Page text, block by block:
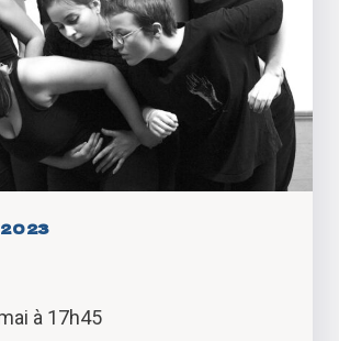
L’ÉQUILIBRE
TERRESTRE
2023
à 17h45